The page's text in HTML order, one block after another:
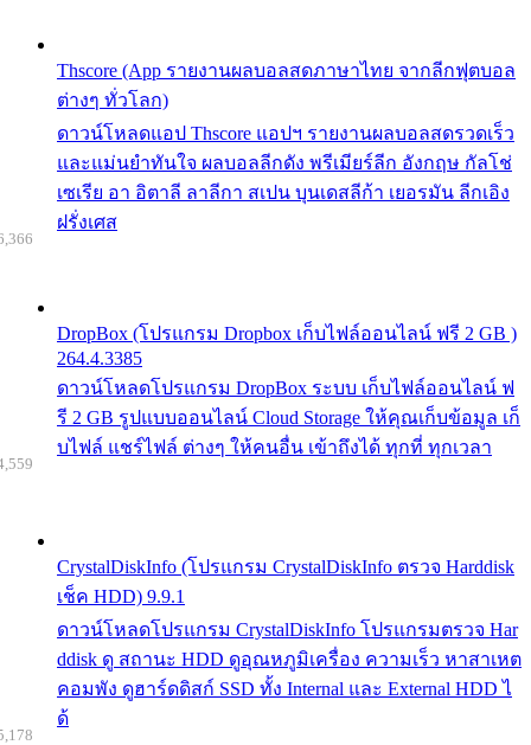
Thscore (App รายงานผลบอลสดภาษาไทย จากลีกฟุตบอล
ต่างๆ ทั่วโลก)
ดาวน์โหลดแอป Thscore แอปฯ รายงานผลบอลสดรวดเร็ว
และแม่นยำทันใจ ผลบอลลีกดัง พรีเมียร์ลีก อังกฤษ กัลโช่
เซเรีย อา อิตาลี ลาลีกา สเปน บุนเดสลีก้า เยอรมัน ลีกเอิง
ฝรั่งเศส
DropBox (โปรแกรม Dropbox เก็บไฟล์ออนไลน์ ฟรี 2 GB )
264.4.3385
ดาวน์โหลดโปรแกรม DropBox ระบบ เก็บไฟล์ออนไลน์ ฟ
รี 2 GB รูปแบบออนไลน์ Cloud Storage ให้คุณเก็บข้อมูล เก็
บไฟล์ แชร์ไฟล์ ต่างๆ ให้คนอื่น เข้าถึงได้ ทุกที่ ทุกเวลา
CrystalDiskInfo (โปรแกรม CrystalDiskInfo ตรวจ Harddisk
เช็ค HDD) 9.9.1
ดาวน์โหลดโปรแกรม CrystalDiskInfo โปรแกรมตรวจ Har
ddisk ดู สถานะ HDD ดูอุณหภูมิเครื่อง ความเร็ว หาสาเหต
คอมพัง ดูฮาร์ดดิสก์ SSD ทั้ง Internal และ External HDD ไ
ด้